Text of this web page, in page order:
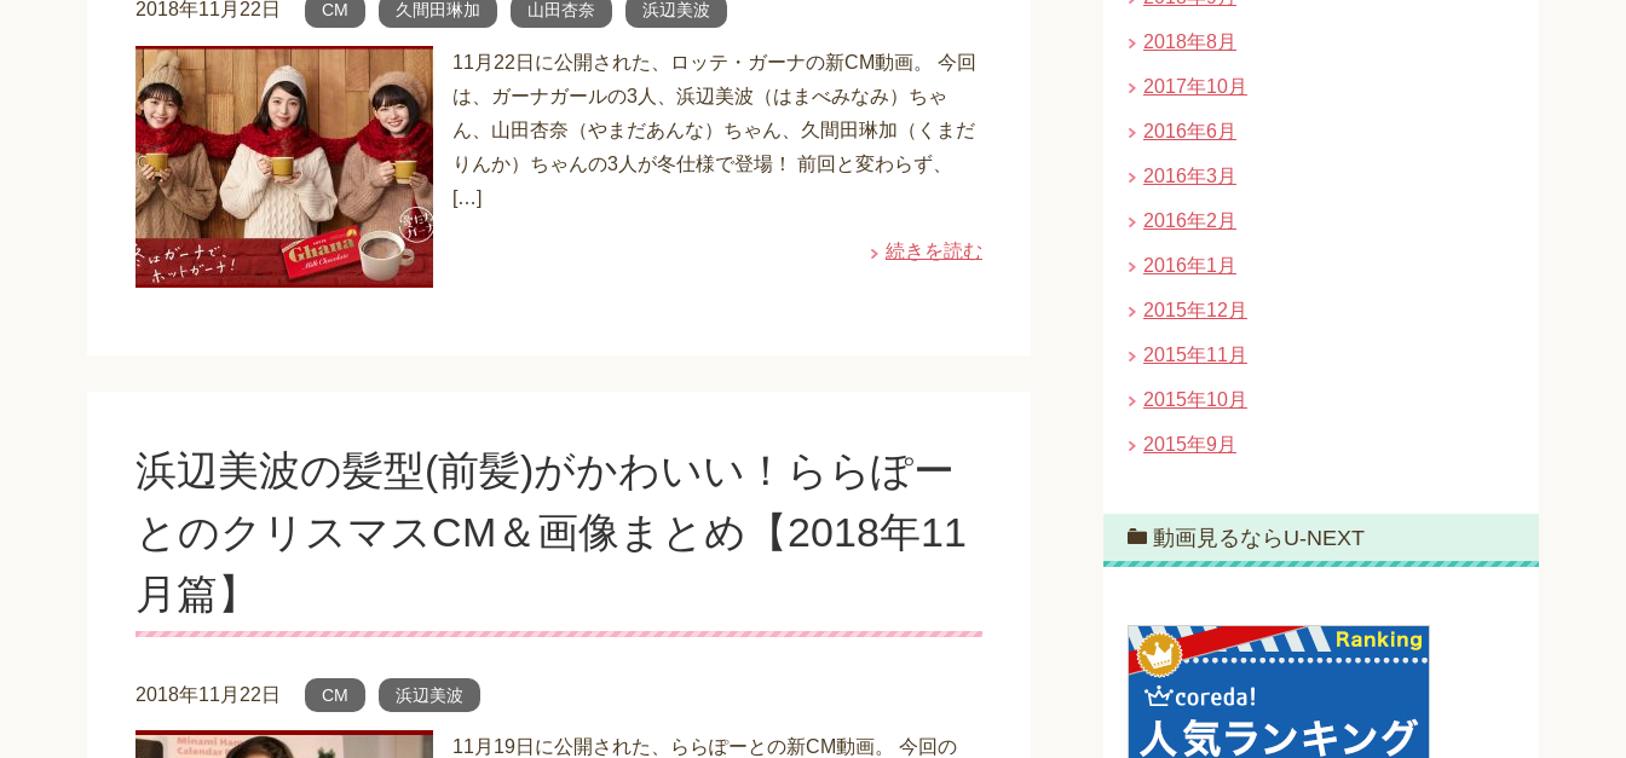
2018年11月22日 CM 久間田琳加 山田杏奈 浜辺美波
11月22日に公開された、ロッテ・ガーナの新CM動画。 今回
は、ガーナガールの3人、浜辺美波（はまべみなみ）ちゃ
ん、山田杏奈（やまだあんな）ちゃん、久間田琳加（くまだ
りんか）ちゃんの3人が冬仕様で登場！ 前回と変わらず、
[…]
続きを読む
浜辺美波の髪型(前髪)がかわいい！ららぽー
とのクリスマスCM＆画像まとめ【2018年11
月篇】
2018年11月22日 CM 浜辺美波
11月19日に公開された、ららぽーとの新CM動画。 今回の
2018年8月
2017年10月
2016年6月
2016年3月
2016年2月
2016年1月
2015年12月
2015年11月
2015年10月
2015年9月
動画見るならU-NEXT